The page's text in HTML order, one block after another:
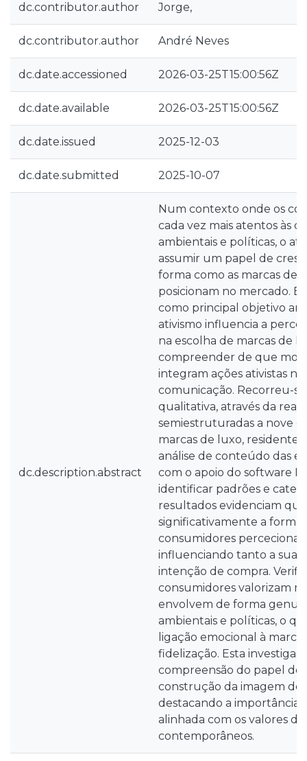
dc.contributor.author Jorge,
dc.contributor.author André Neves
dc.date.accessioned 2026-03-25T15:00:56Z
dc.date.available 2026-03-25T15:00:56Z
dc.date.issued 2025-12-03
dc.date.submitted 2025-10-07
dc.description.abstract
Num contexto onde os
cada vez mais atentos às
ambientais e políticas, o
assumir um papel de
forma como as marcas de
posicionam no mercado.
como principal objetivo
ativismo influencia a
na escolha de marcas de
compreender de que
integram ações ativistas
comunicação. Recorreu-
qualitativa, através da
semiestruturadas a nove
marcas de luxo,
análise de conteúdo das
com o apoio do software
identificar padrões e
resultados evidenciam
significativamente a forma
consumidores
influenciando tanto a sua
intenção de compra.
consumidores valorizam
envolvem de forma
ambientais e políticas, o
ligação emocional à
fidelização. Esta
compreensão do papel do
construção da imagem de
destacando a importância
alinhada com os valores
contemporâneos.